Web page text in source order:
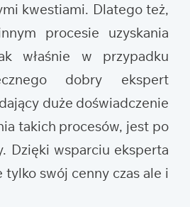
kwestiami. Dlatego też,
procesie uzyskania
właśnie w przypadku
dobry ekspert
duże doświadczenie
takich procesów, jest po
Dzięki wsparciu eksperta
tylko swój cenny czas ale i